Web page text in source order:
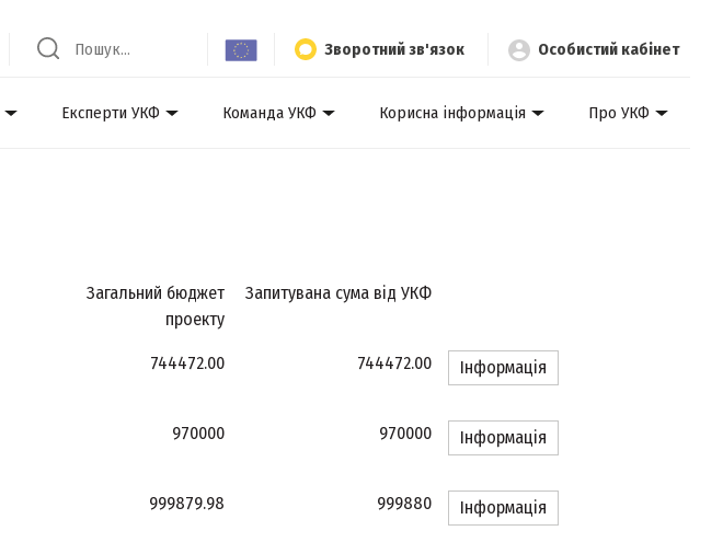
Зворотний зв'язок Особистий кабінет
Експерти УКФ Команда УКФ Корисна інформація Про УКФ
Загальний бюджет
проекту
Запитувана сума від УКФ
744472.00 744472.00 Інформація
970000 970000 Інформація
999879.98 999880 Інформація